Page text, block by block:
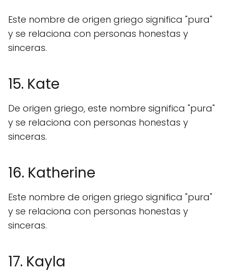
Este nombre de origen griego significa "pura"
y se relaciona con personas honestas y
sinceras.
15. Kate
De origen griego, este nombre significa "pura"
y se relaciona con personas honestas y
sinceras.
16. Katherine
Este nombre de origen griego significa "pura"
y se relaciona con personas honestas y
sinceras.
17. Kayla